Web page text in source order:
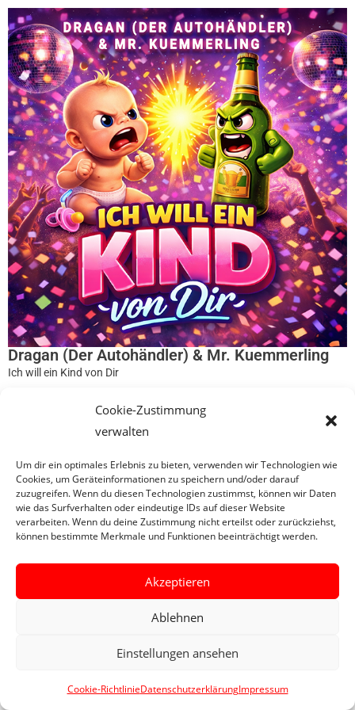
Cookie-Zustimmung
verwalten
Um dir ein optimales Erlebnis zu bieten, verwenden wir Technologien wie
Cookies, um Geräteinformationen zu speichern und/oder darauf
zuzugreifen. Wenn du diesen Technologien zustimmst, können wir Daten
wie das Surfverhalten oder eindeutige IDs auf dieser Website
verarbeiten. Wenn du deine Zustimmung nicht erteilst oder zurückziehst,
können bestimmte Merkmale und Funktionen beeinträchtigt werden.
Akzeptieren
Ablehnen
Einstellungen ansehen
Cookie-RichtlinieDatenschutzerklärungImpressum
Dragan (Der Autohändler) & Mr. Kuemmerling
Ich will ein Kind von Dir